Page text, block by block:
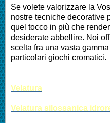
Se volete valorizzare la
nostre tecniche decorative
quel tocco in più che
desiderate abbellire. Noi
scelta fra una vasta
particolari giochi cromatici.
Velatura
Velatura silossanica